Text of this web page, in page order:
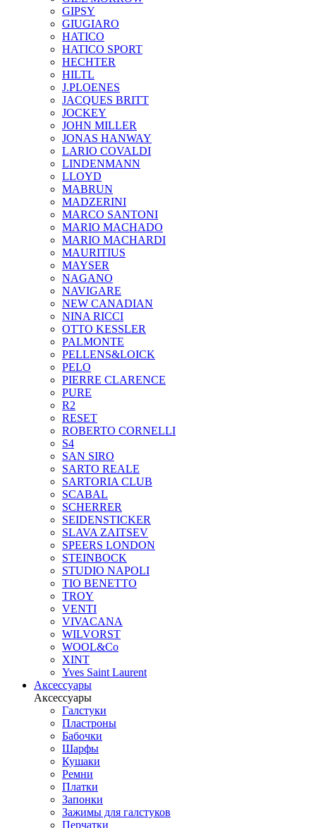
GIPSY
GIUGIARO
HATICO
HATICO SPORT
HECHTER
HILTL
J.PLOENES
JAСQUES BRITT
JOCKEY
JOHN MILLER
JONAS HANWAY
LARIO COVALDI
LINDENMANN
LLOYD
MABRUN
MADZERINI
MARCO SANTONI
MARIO MACHADO
MARIO MACHARDI
MAURITIUS
MAYSER
NAGANO
NAVIGARE
NEW CANADIAN
NINA RICCI
OTTO KESSLER
PALMONTE
PELLENS&LOICK
PELO
PIERRE CLARENCE
PURE
R2
RESET
ROBERTO CORNELLI
S4
SAN SIRO
SARTO REALE
SARTORIA CLUB
SCABAL
SCHERRER
SEIDENSTICKER
SLAVA ZAITSEV
SPEERS LONDON
STEINBOCK
STUDIO NAPOLI
TIO BENETTO
TROY
VENTI
VIVACANA
WILVORST
WOOL&Co
XINT
Yves Saint Laurent
Аксессуары
Аксессуары
Галстуки
Пластроны
Бабочки
Шарфы
Кушаки
Ремни
Платки
Запонки
Зажимы для галстуков
Перчатки